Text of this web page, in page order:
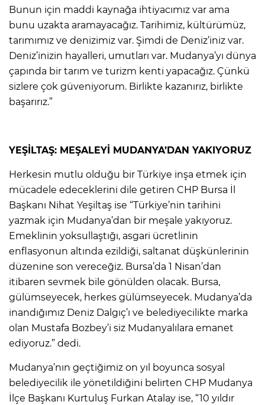
Bunun için maddi kaynağa ihtiyacımız var ama
bunu uzakta aramayacağız. Tarihimiz, kültürümüz,
tarımımız ve denizimiz var. Şimdi de Deniz’iniz var.
Deniz’inizin hayalleri, umutları var. Mudanya’yı dünya
çapında bir tarım ve turizm kenti yapacağız. Çünkü
sizlere çok güveniyorum. Birlikte kazanırız, birlikte
başarırız.”
YEŞİLTAŞ: MEŞALEYİ MUDANYA’DAN YAKIYORUZ
Herkesin mutlu olduğu bir Türkiye inşa etmek için
mücadele edeceklerini dile getiren CHP Bursa İl
Başkanı Nihat Yeşiltaş ise “Türkiye’nin tarihini
yazmak için Mudanya’dan bir meşale yakıyoruz.
Emeklinin yoksullaştığı, asgari ücretlinin
enflasyonun altında ezildiği, saltanat düşkünlerinin
düzenine son vereceğiz. Bursa’da 1 Nisan’dan
itibaren sevmek bile gönülden olacak. Bursa,
gülümseyecek, herkes gülümseyecek. Mudanya’da
inandığımız Deniz Dalgıç’ı ve belediyecilikte marka
olan Mustafa Bozbey’i siz Mudanyalılara emanet
ediyoruz.” dedi.
Mudanya’nın geçtiğimiz on yıl boyunca sosyal
belediyecilik ile yönetildiğini belirten CHP Mudanya
İlçe Başkanı Kurtuluş Furkan Atalay ise, “10 yıldır